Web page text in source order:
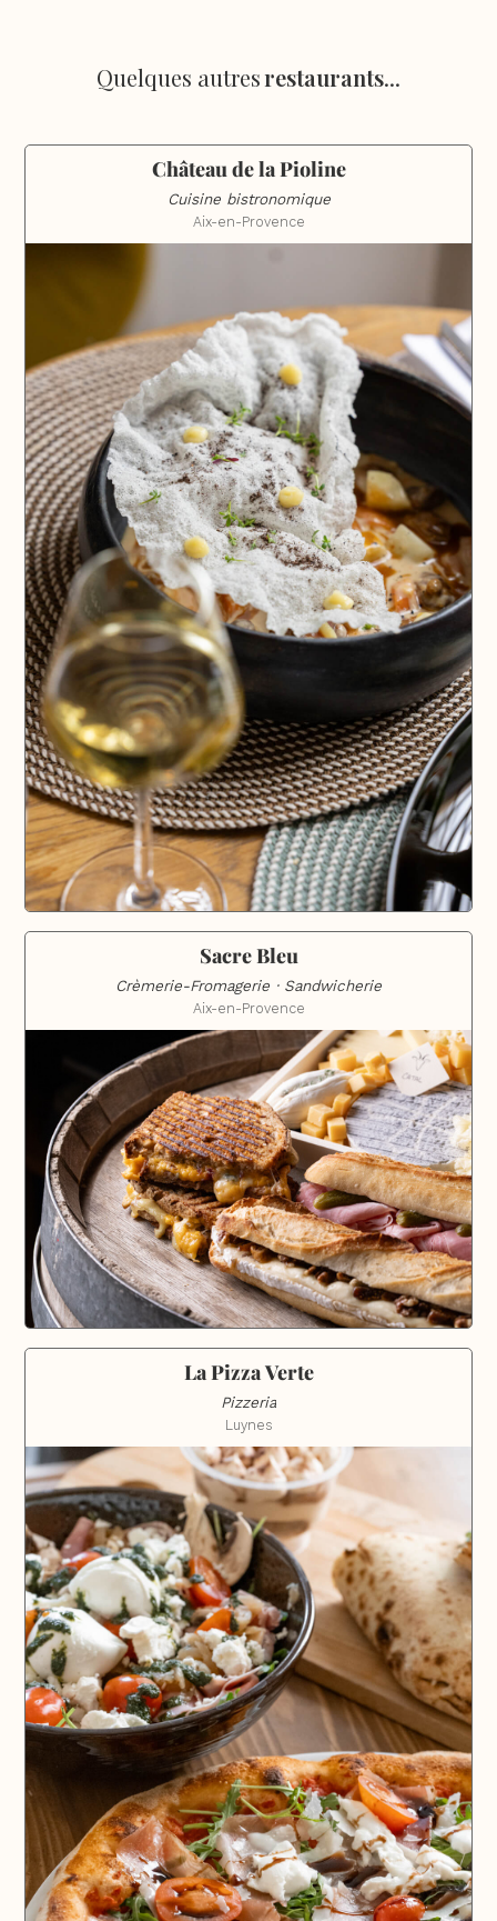
Quelques autresrestaurants...
Château de la Pioline
Cuisine bistronomique
Aix-en-Provence
Sacre Bleu
Crèmerie-Fromagerie · Sandwicherie
Aix-en-Provence
La Pizza Verte
Pizzeria
Luynes